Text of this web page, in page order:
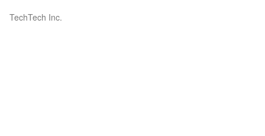
TechTech Inc.